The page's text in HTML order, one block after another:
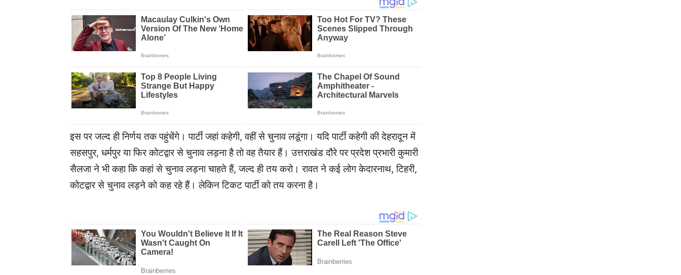
इस पर जल्द ही निर्णय तक पहुंचेंगे। पार्टी जहां कहेगी, वहीं से चुनाव लडूंगा। यदि पार्टी कहेगी की देहरादून में
सहसपुर, धर्मपुर या फिर कोटद्वार से चुनाव लड़ना है तो वह तैयार हैं। उत्तराखंड दौरे पर प्रदेश प्रभारी कुमारी
सैलजा ने भी कहा कि कहां से चुनाव लड़ना चाहते हैं, जल्द ही तय करो। रावत ने कई लोग केदारनाथ, टिहरी,
कोटद्वार से चुनाव लड़ने को कह रहे हैं। लेकिन टिकट पार्टी को तय करना है।